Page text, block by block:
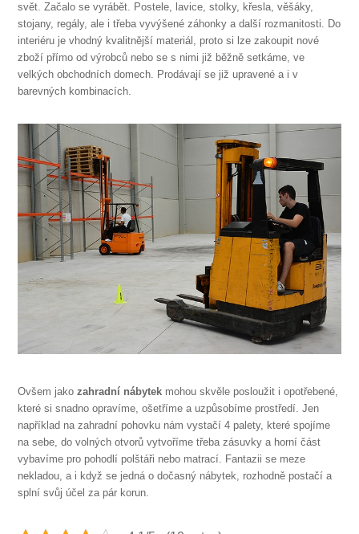
svět. Začalo se vyrábět. Postele, lavice, stolky, křesla, věšáky,
stojany, regály, ale i třeba vyvýšené záhonky a další rozmanitosti. Do
interiéru je vhodný kvalitnější materiál, proto si lze zakoupit nové
zboží přímo od výrobců nebo se s nimi již běžně setkáme, ve
velkých obchodních domech. Prodávají se již upravené a i v
barevných kombinacích.
Ovšem jakozahradní nábytek mohou skvěle posloužit i opotřebené,
které si snadno opravíme, ošetříme a uzpůsobíme prostředí. Jen
například na zahradní pohovku nám vystačí 4 palety, které spojíme
na sebe, do volných otvorů vytvoříme třeba zásuvky a horní část
vybavíme pro pohodlí polštáři nebo matrací. Fantazii se meze
nekladou, a i když se jedná o dočasný nábytek, rozhodně postačí a
splní svůj účel za pár korun.